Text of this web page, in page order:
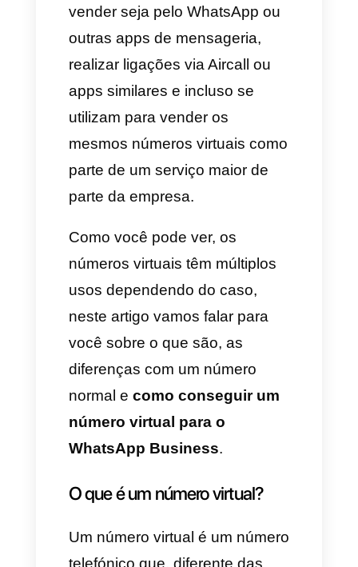
mais rentável e se podem
configurar e personalizar para
cada tipo de necessidade e
empresa. Entre os motivos
pelos quais as empresas
acostumam adquirir esse tipo
de serviços se encontra prestar
atendimento a clientes de forma
virtual, também se utilizam para
vender seja pelo WhatsApp ou
outras apps de mensageria,
realizar ligações via Aircall ou
apps similares e incluso se
utilizam para vender os
parte de um serviço maior de
parte da empresa.